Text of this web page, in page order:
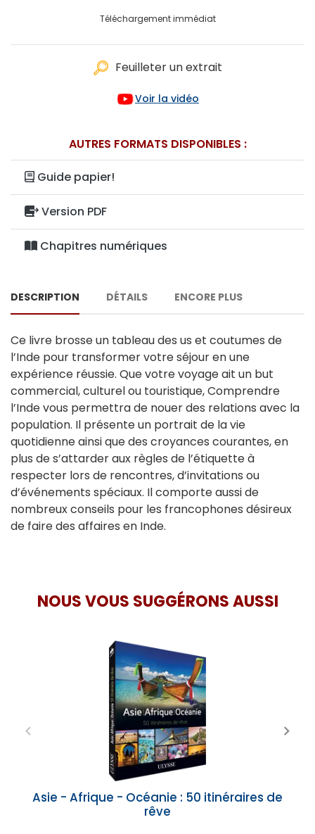
Téléchargement immédiat
Feuilleter un extrait
Voir la vidéo
AUTRES FORMATS DISPONIBLES :
Guide papier!
Version PDF
Chapitres numériques
DESCRIPTION DÉTAILS ENCORE PLUS
Ce livre brosse un tableau des us et coutumes de
l’Inde pour transformer votre séjour en une
expérience réussie. Que votre voyage ait un but
commercial, culturel ou touristique, Comprendre
l’Inde vous permettra de nouer des relations avec la
population. Il présente un portrait de la vie
quotidienne ainsi que des croyances courantes, en
plus de s’attarder aux règles de l’étiquette à
respecter lors de rencontres, d’invitations ou
d’événements spéciaux. Il comporte aussi de
nombreux conseils pour les francophones désireux
de faire des affaires en Inde.
NOUS VOUS SUGGÉRONS AUSSI
Asie - Afrique - Océanie : 50 itinéraires de
rêve